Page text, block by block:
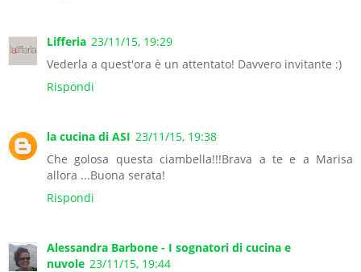
Lifferia 23/11/15, 19:29
Vederla a quest'ora è un attentato! Davvero invitante :)
Rispondi
la cucina di ASI 23/11/15, 19:38
Che golosa questa ciambella!!!Brava a te e a Marisa
allora ...Buona serata!
Rispondi
Alessandra Barbone - I sognatori di cucina e
nuvole 23/11/15, 19:44